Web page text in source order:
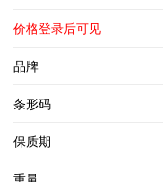
价格登录后可见
品牌
条形码
保质期
重量